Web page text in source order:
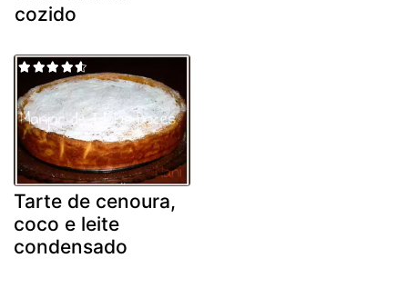
cozido
Tarte de cenoura,
coco e leite
condensado